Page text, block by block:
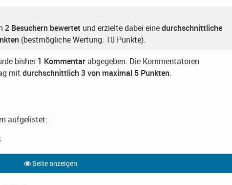
2 Besuchern bewertet und erzielte dabei einedurchschnittliche
(bestmögliche Wertung: 10 Punkte).
bisher1 Kommentarabgegeben. Die Kommentatoren
mit durchschnittlich 3 von maximal 5 Punkten.
aufgelistet:
Seite anzeigen